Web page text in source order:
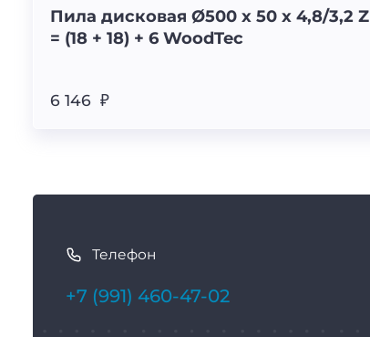
Пила дисковая Ø500 х 50 х 4,8/3,2 Z
= (18 + 18) + 6 WoodTec
6 146 ₽
Телефон
+7 (991) 460-47-02